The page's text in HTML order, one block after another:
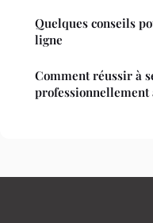
Quelques conseils
ligne
Comment réussir à
professionnellement